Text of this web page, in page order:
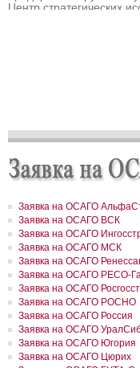
Центр стратегических
РОСГОССТРАХ
РОСГОССТРАХ в
РОСГОССТРАХ в
сумму 31,9 млн рублей
на сумму свыше 67 млн
РОСГОССТРАХ в Москве
сумму 41,5 млн рублей
РОСГОССТРАХ в новом
программу «Вектор
РОСГОССТРАХ в
около 200 млн рублей
РОСГОССТРАХ в
авиакомпании «Полет»
РОСГОССТРАХ в
возмещение ущерба,
РОСГОССТРАХ в
41 млн рублей
РОСГОССТРАХ
Заявка на ОСАГО
Заявка на ОСАГО ВСК
Заявка на ОСАГО
Заявка на ОСАГО МСК
Заявка на ОСАГО
Заявка на ОСАГО РЕСО-
Заявка на ОСАГО
Заявка на ОСАГО РОСНО
Заявка на ОСАГО Россия
Заявка на ОСАГО
Заявка на ОСАГО Югория
Заявка на ОСАГО Цюрих